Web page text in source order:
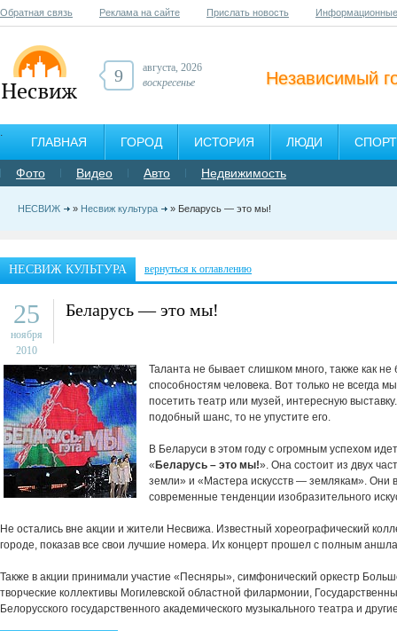
Обратная связь Реклама на сайте Прислать новость
Независимый
9
августа, 2026
воскресенье
ГЛАВНАЯ ГОРОД ИСТОРИЯ ЛЮДИ СПОРТ
Фото Видео Авто Недвижимость
НЕСВИЖ » Несвиж культура » Беларусь — это мы!
НЕСВИЖ КУЛЬТУРА вернуться к оглавлению
25
ноября
2010
Беларусь — это мы!
Таланта не бывает слишком много, также как
способностям человека. Вот только не всегда
посетить театр или музей, интересную
подобный шанс, то не упустите его.
В Беларуси в этом году с огромным успехом
« Беларусь – это мы!». Она состоит из двух
земли» и «Мастера искусств — землякам». Они
современные тенденции изобразительного
Не остались вне акции и жители Несвижа. Известный хореографический
городе, показав все свои лучшие номера. Их концерт прошел с полным
Также в акции принимали участие «Песняры», симфонический оркестр
творческие коллективы Могилевской областной филармонии,
Белорусского государственного академического музыкального театра и